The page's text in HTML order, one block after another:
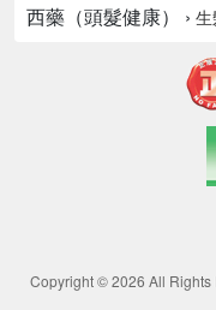
西藥（頭髮健康） ›
Copyright © 2026 All Rights